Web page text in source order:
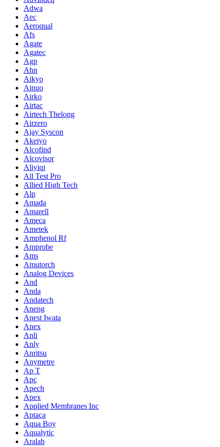
Adwa
Aec
Aeroqual
Afs
Agate
Agatec
Agp
Ahn
Aikyo
Ainuo
Airko
Airtac
Airtech Thelong
Airzero
Ajay Syscon
Akeiyo
Alcofind
Alcovisor
Aliyiqi
All Test Pro
Allied High Tech
Alp
Amada
Amarell
Ameca
Ametek
Amphenol Rf
Amprobe
Ams
Amutorch
Analog Devices
And
Anda
Andatech
Aneng
Anest Iwata
Anex
Anli
Anly
Anritsu
Anymetre
Ap T
Apc
Apech
Apex
Applied Membranes Inc
Aptaca
Aqua Boy
Aqualytic
Aralab